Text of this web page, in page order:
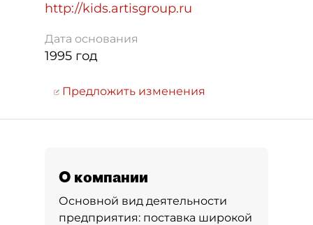
http://kids.artisgroup.ru
Дата основания
1995 год
Предложить изменения
О компании
Основной вид деятельности
предприятия: поставка широкой